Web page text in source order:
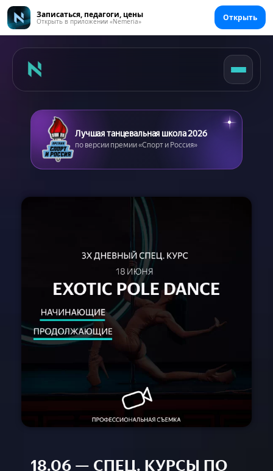
Записаться, педагоги, цены
Открыть в приложении «Nemeria» Открыть
Главная
Цены
Абонементы
Девичник
Курсы с нуля
Групповые
Направления
Детские 5+
Сочи 2024
Контакты
Лучшая танцевальная школа 2026
по версии премии «Спорт и Россия»
18.06 — СПЕЦ. КУРСЫ ПО